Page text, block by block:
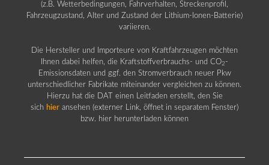
(z.B. Wetterbedingungen, Fahrverhalten, Streckenprofil,
Fahrzeugzustand, Alter und Zustand der Lithium-Ionen-Batterie)
variieren.
Die Hersteller und Importeure von Kraftfahrzeugen möchten
Ihnen dabei helfen, die Kraftstoffverbrauchs- und CO2 -
Emissionsdaten und ggf. den Stromverbrauch neuer Pkw
unterschiedlicher Fabrikate miteinander vergleichen zu können.
Hierzu hat die DAT einen Leitfaden erstellt, den Sie
sich hier ansehen (externer Link, öffnet in separatem Fenster)
bzw. hier herunterladen können